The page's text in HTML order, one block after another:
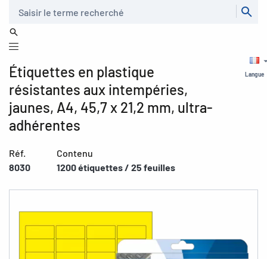
Langue
Étiquettes en plastique
résistantes aux intempéries,
jaunes, A4, 45,7 x 21,2 mm, ultra-
adhérentes
Réf.
8030
Contenu
1200 étiquettes / 25 feuilles